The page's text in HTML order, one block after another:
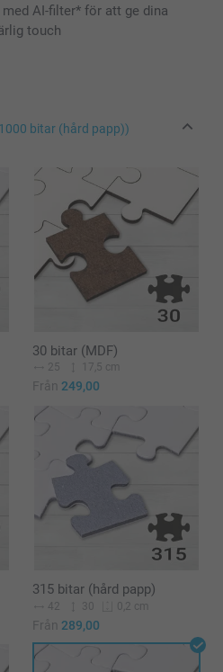
AI-filter* för att ge dina
touch
bitar (hård papp))
30 bitar (MDF)
25 17,5 cm
Från 249,00
315 bitar (hård papp)
42 30 0,2 cm
Från 289,00